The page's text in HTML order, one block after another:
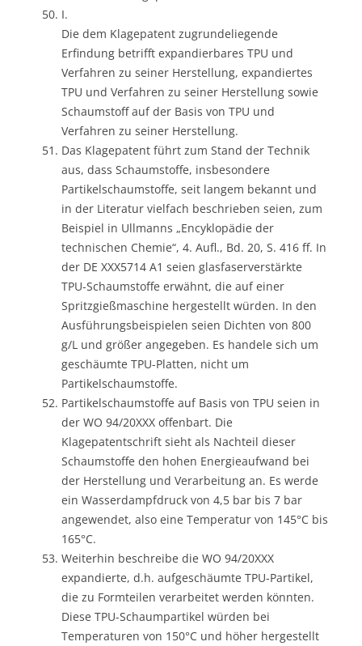
I.
Die dem Klagepatent zugrundeliegende
Erfindung betrifft expandierbares TPU und
Verfahren zu seiner Herstellung, expandiertes
TPU und Verfahren zu seiner Herstellung sowie
Schaumstoff auf der Basis von TPU und
Verfahren zu seiner Herstellung.
Das Klagepatent führt zum Stand der Technik
aus, dass Schaumstoffe, insbesondere
Partikelschaumstoffe, seit langem bekannt und
in der Literatur vielfach beschrieben seien, zum
Beispiel in Ullmanns „Encyklopädie der
technischen Chemie“, 4. Aufl., Bd. 20, S. 416 ff. In
der DE XXX5714 A1 seien glasfaserverstärkte
TPU-Schaumstoffe erwähnt, die auf einer
Spritzgießmaschine hergestellt würden. In den
Ausführungsbeispielen seien Dichten von 800
g/L und größer angegeben. Es handele sich um
geschäumte TPU-Platten, nicht um
Partikelschaumstoffe.
Partikelschaumstoffe auf Basis von TPU seien in
der WO 94/20XXX offenbart. Die
Klagepatentschrift sieht als Nachteil dieser
Schaumstoffe den hohen Energieaufwand bei
der Herstellung und Verarbeitung an. Es werde
ein Wasserdampfdruck von 4,5 bar bis 7 bar
angewendet, also eine Temperatur von 145°C bis
165°C.
Weiterhin beschreibe die WO 94/20XXX
expandierte, d.h. aufgeschäumte TPU-Partikel,
die zu Formteilen verarbeitet werden könnten.
Diese TPU-Schaumpartikel würden bei
Temperaturen von 150°C und höher hergestellt